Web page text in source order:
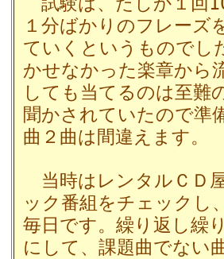
１分ばかりのフレーズ
ていくというものでし
かせなかった楽章から
しても当てるのは至難
聞かされていたので準
曲２曲は間違えます。
当時はレンタルＣＤ
ック番組をチェックし
毎日です。繰り返し繰
にして、課題曲でない